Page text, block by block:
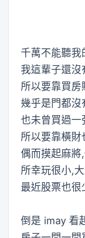
千萬不能聽我
我這輩子還沒
所以要靠買房
幾乎是門都沒
也未曾買過一
所以要靠橫財
偶而摸起麻將
所幸玩很小,
最近股票也很
倒是 imay 看